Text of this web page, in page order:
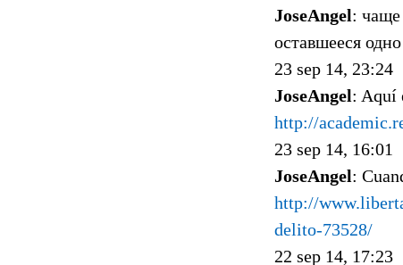
JoseAngel: чаще
оставшееся
23 sep 14, 23:24
JoseAngel: Aquí
http://
23 sep 14, 16:01
JoseAngel:
http://
delito-73528/
22 sep 14, 17:23